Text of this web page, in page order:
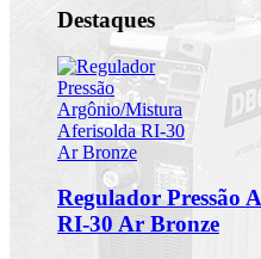
Destaques
Regulador Pressão
RI-30 Ar Bronze